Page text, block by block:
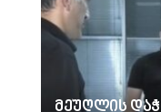
მეუღლის